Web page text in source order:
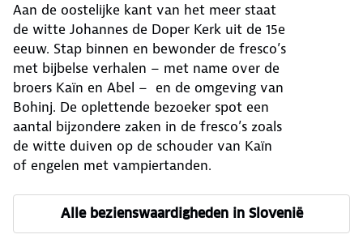
Aan de oostelijke kant van het meer staat
de witte Johannes de Doper Kerk uit de 15e
eeuw. Stap binnen en bewonder de fresco’s
met bijbelse verhalen – met name over de
broers Kaïn en Abel – en de omgeving van
Bohinj. De oplettende bezoeker spot een
aantal bijzondere zaken in de fresco’s zoals
de witte duiven op de schouder van Kaïn
of engelen met vampiertanden.
Alle bezienswaardigheden in Slovenië